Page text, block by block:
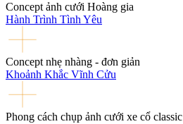
Concept ảnh cưới Hoàng gia
Hành Trình Tình Yêu
Concept nhẹ nhàng - đơn giản
Khoảnh Khắc Vĩnh Cửu
Phong cách chụp ảnh cưới xe cổ classic